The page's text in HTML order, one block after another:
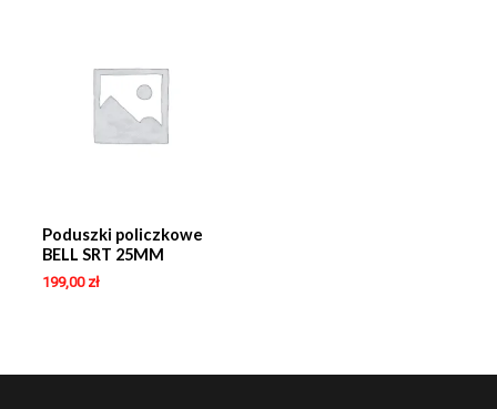
Poduszki policzkowe
BELL SRT 25MM
199,00 zł